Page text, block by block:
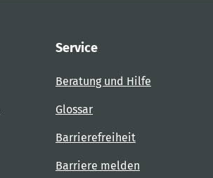
Service
Beratung und Hilfe
Glossar
Barrierefreiheit
Barriere melden